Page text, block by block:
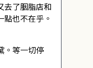
去了胭脂店和
也不在乎。
。等一切停